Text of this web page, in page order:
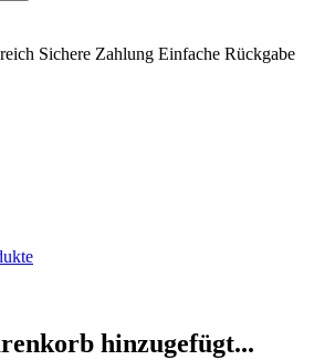
Sichere Zahlung Einfache Rückgabe
hinzugefügt...